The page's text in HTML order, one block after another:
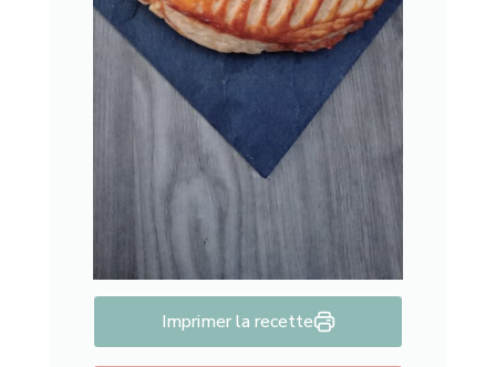
Imprimer la recette